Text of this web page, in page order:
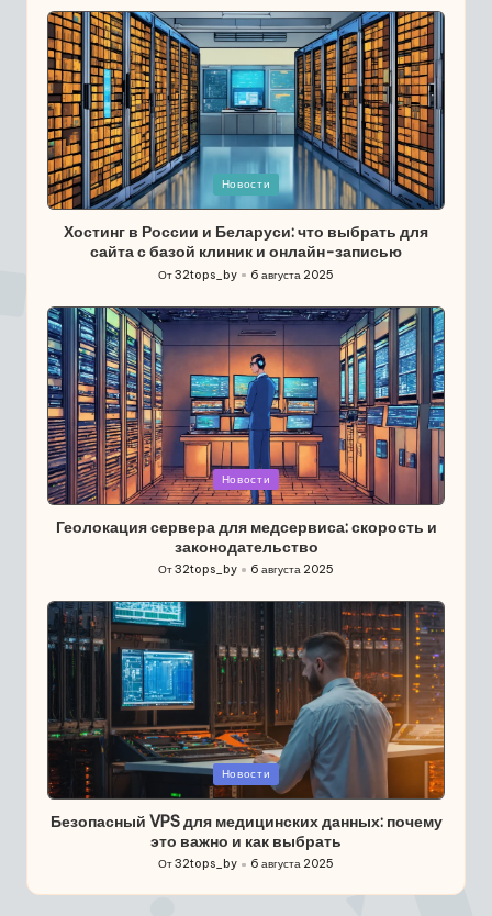
от
Опубликовано
в
Новости
Хостинг в России и Беларуси: что выбрать для
сайта с базой клиник и онлайн-записью
Запись
От32tops_by 6 августа 2025
Опубликовано
в
Новости
Геолокация сервера для медсервиса: скорость и
законодательство
Запись
от
От32tops_by 6 августа 2025
Опубликовано
в
Новости
Безопасный VPS для медицинских данных: почему
это важно и как выбрать
от
От32tops_by 6 августа 2025